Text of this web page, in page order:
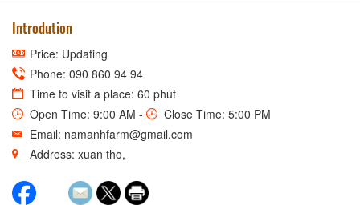
Introdution
Price: Updating
Phone: 090 860 94 94
Time to visit a place: 60 phút
Open Time: 9:00 AM -
Close Time: 5:00 PM
Email: namanhfarm@gmail.com
Address: xuan tho,